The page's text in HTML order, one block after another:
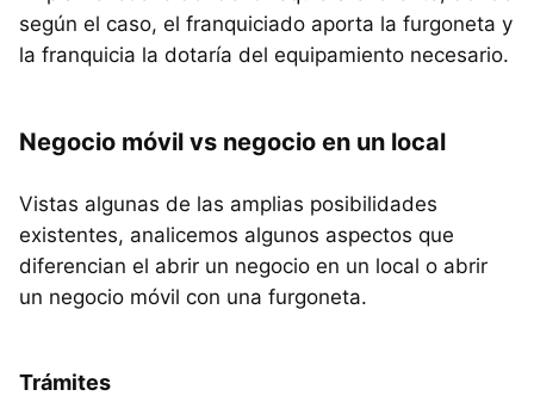
según el caso, el franquiciado aporta la furgoneta y
la franquicia la dotaría del equipamiento necesario.
Negocio móvil vs negocio en un local
Vistas algunas de las amplias posibilidades
existentes, analicemos algunos aspectos que
diferencian el abrir un negocio en un local o abrir
un negocio móvil con una furgoneta.
Trámites